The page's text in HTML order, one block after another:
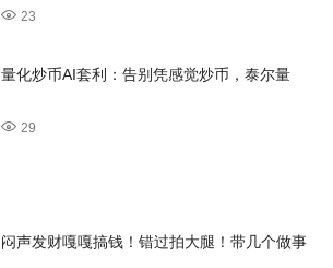
23
量化炒币AI套利：告别凭感觉炒币，泰尔量
29
闷声发财嘎嘎搞钱！错过拍大腿！带几个做事